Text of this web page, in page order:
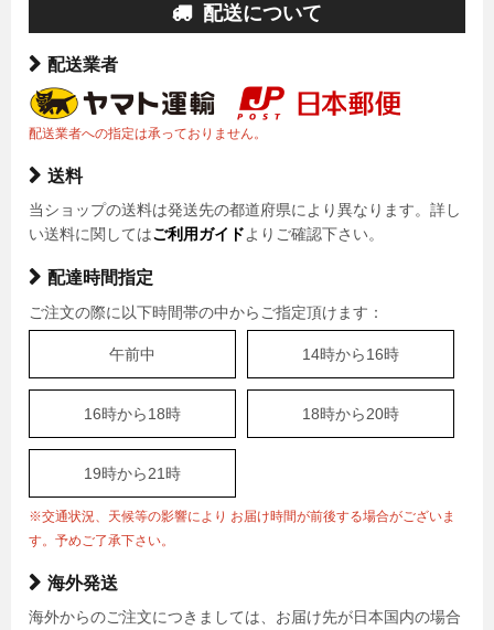
配送について
配送業者
配送業者への指定は承っておりません。
送料
当ショップの送料は発送先の都道府県により異なります。詳し
い送料に関してはご利用ガイドよりご確認下さい。
配達時間指定
ご注文の際に以下時間帯の中からご指定頂けます：
午前中 14時から16時
16時から18時 18時から20時
19時から21時
※交通状況、天候等の影響により お届け時間が前後する場合がございま
す。予めご了承下さい。
海外発送
海外からのご注文につきましては、お届け先が日本国内の場合